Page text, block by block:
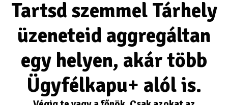
Tartsd szemmel Tárhely
üzeneteid aggregáltan
egy helyen, akár több
Ügyfélkapu+ alól is.